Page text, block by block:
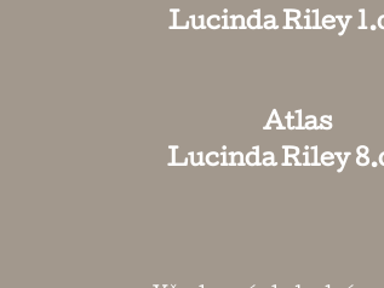
Lucinda Riley
Atlas
Lucinda Riley